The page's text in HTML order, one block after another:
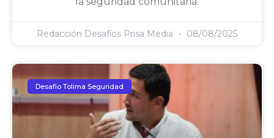
Redacción Desafíos Prisa Media 08/08/2025
Desafio Tolima Seguridad